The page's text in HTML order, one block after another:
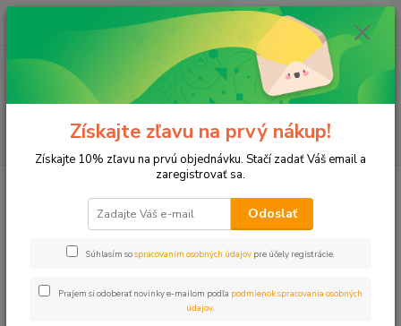
Menu
(Po-Pia, 8-17 hod.)
ks
za0 €
Plastové, Mosadzné komponenty
Redukcia 5/4" - 1" mosadz
voz/vnz
Získajte zľavu na prvý nákup!
Získajte 10% zľavu na prvú objednávku. Stačí zadať Váš email a
zaregistrovať sa.
Odoslať
Súhlasím sospracovaním osobných údajov pre účely registrácie.
Prajem si odoberať novinky e-mailom podľa podmienok spracovania osobných
údajov